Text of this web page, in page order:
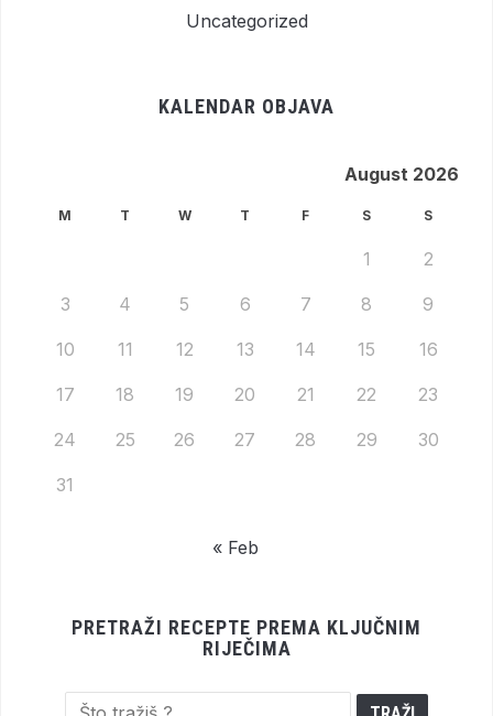
Uncategorized
KALENDAR OBJAVA
August 2026
M T W T F S S
1 2
3 4 5 6 7 8 9
10 11 12 13 14 15 16
17 18 19 20 21 22 23
24 25 26 27 28 29 30
31
« Feb
PRETRAŽI RECEPTE PREMA KLJUČNIM
RIJEČIMA